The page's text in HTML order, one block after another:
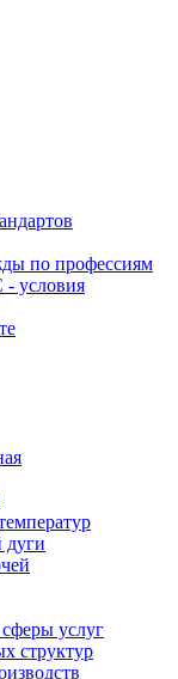
по профессиям
условия
дуги
услуг
структур